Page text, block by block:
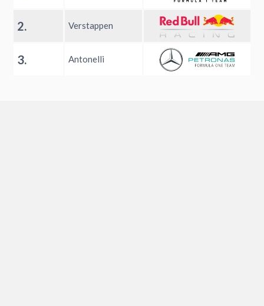
2. Verstappen
3. Antonelli